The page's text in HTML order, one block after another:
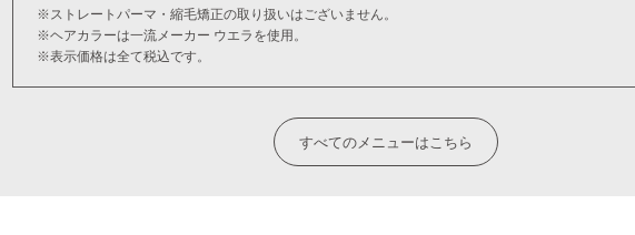
※ストレートパーマ・縮毛矯正の取り扱いはございません。
※ヘアカラーは一流メーカー ウエラを使用。
※表示価格は全て税込です。
すべてのメニューはこちら